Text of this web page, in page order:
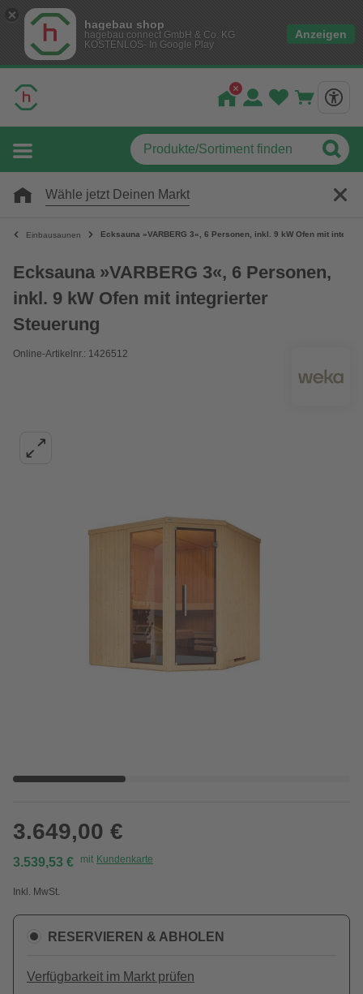
hagebau shop
hagebau connect GmbH & Co. KG
KOSTENLOS- In Google Play
Anzeigen
Wähle jetzt Deinen Markt
Einbausaunen Ecksauna »VARBERG 3«, 6 Personen, inkl. 9 kW Ofen mit
Ecksauna »VARBERG 3«, 6 Personen,
inkl. 9 kW Ofen mit integrierter
Steuerung
Online-Artikelnr.: 1426512
3.649,00 €
3.539,53 € mit Kundenkarte
Inkl. MwSt.
RESERVIEREN & ABHOLEN
Verfügbarkeit im Markt prüfen